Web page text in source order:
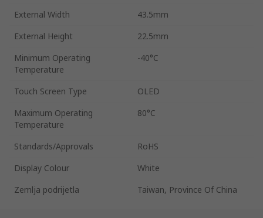
External Width
43.5mm
External Height
22.5mm
Minimum Operating
Temperature
-40°C
Touch Screen Type
OLED
Maximum Operating
Temperature
80°C
Standards/Approvals
RoHS
Display Colour
White
Zemlja podrijetla
Taiwan, Province Of China